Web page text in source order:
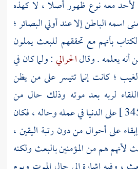
لأحد معه نوع ظهور أصلا ، لا كهذه
اسمه الباطن إلا عند أولي البصائر ؛
بأنهم مع تحققهم للبعث يملون
يعلمه . وقالالحرالي: ولما كان في
؛ كانت إنما تتيسر على من يظن
لربه بعد موته وذلك حال من
على الدنيا في عمله وحاله ، فكان
على أحوال من دون رتبة اليقين ،
لأنهم هم من المؤمنين بالبعث ولكنه